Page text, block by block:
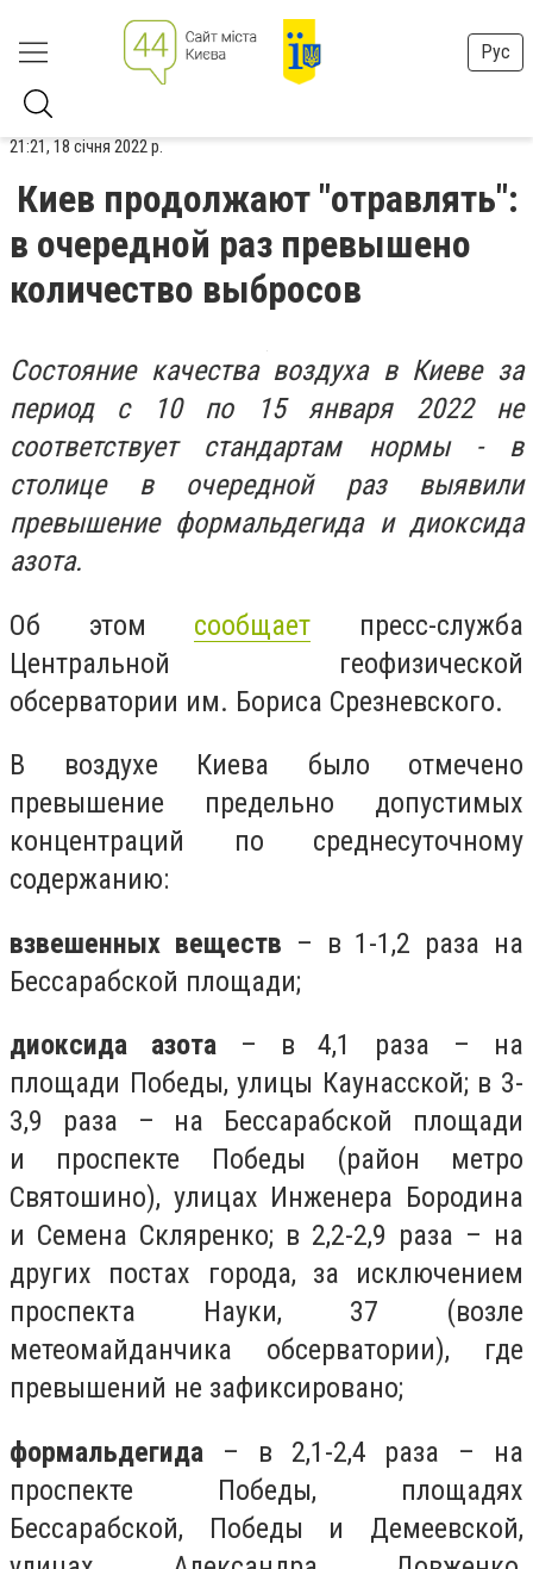
Рус
21:21, 18 січня 2022 р.
Киев продолжают "отравлять":
в очередной раз превышено
количество выбросов
Состояние качества воздуха в Киеве за
период с 10 по 15 января 2022 не
соответствует стандартам нормы - в
столице в очередной раз выявили
превышение формальдегида и диоксида
азота.
Об этом сообщает пресс-служба
Центральной геофизической
обсерватории им. Бориса Срезневского.
В воздухе Киева было отмечено
превышение предельно допустимых
концентраций по среднесуточному
содержанию:
взвешенных веществ – в 1-1,2 раза на
Бессарабской площади;
диоксида азота– в 4,1 раза – на
площади Победы, улицы Каунасской; в 3-
3,9 раза – на Бессарабской площади
и проспекте Победы (район метро
Святошино), улицах Инженера Бородина
и Семена Скляренко; в 2,2-2,9 раза – на
других постах города, за исключением
проспекта Науки, 37 (возле
метеомайданчика обсерватории), где
превышений не зафиксировано;
формальдегида – в 2,1-2,4 раза – на
проспекте Победы, площадях
Бессарабской, Победы и Демеевской,